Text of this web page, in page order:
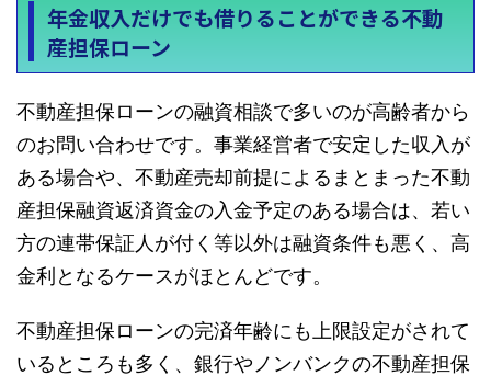
年金収入だけでも借りることができる不動
産担保ローン
不動産担保ローンの融資相談で多いのが高齢者から
のお問い合わせです。事業経営者で安定した収入が
ある場合や、不動産売却前提によるまとまった不動
産担保融資返済資金の入金予定のある場合は、若い
方の連帯保証人が付く等以外は融資条件も悪く、高
金利となるケースがほとんどです。
不動産担保ローンの完済年齢にも上限設定がされて
いるところも多く、銀行やノンバンクの不動産担保